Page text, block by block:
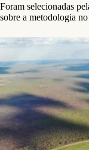
Foram selecionadas
sobre a metodologia